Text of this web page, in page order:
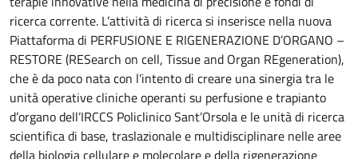
ricerca corrente. L’attività di ricerca si inserisce nella nuova
Piattaforma di PERFUSIONE E RIGENERAZIONE D’ORGANO –
RESTORE (RESearch on cell, Tissue and Organ REgeneration),
che è da poco nata con l’intento di creare una sinergia tra le
unità operative cliniche operanti su perfusione e trapianto
d’organo dell’IRCCS Policlinico Sant’Orsola e le unità di ricerca
scientifica di base, traslazionale e multidisciplinare nelle aree